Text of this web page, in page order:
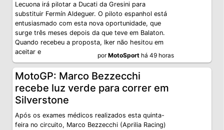
Lecuona irá pilotar a Ducati da Gresini para
substituir Fermín Aldeguer. O piloto espanhol está
entusiasmado com esta nova oportunidade, que
surge três meses depois da que teve em Balaton.
Quando recebeu a proposta, Iker não hesitou em
aceitar e
porMotoSport há 49 horas
MotoGP: Marco Bezzecchi
recebe luz verde para correr em
Silverstone
Após os exames médicos realizados esta quinta-
feira no circuito, Marco Bezzecchi (Aprilia Racing)